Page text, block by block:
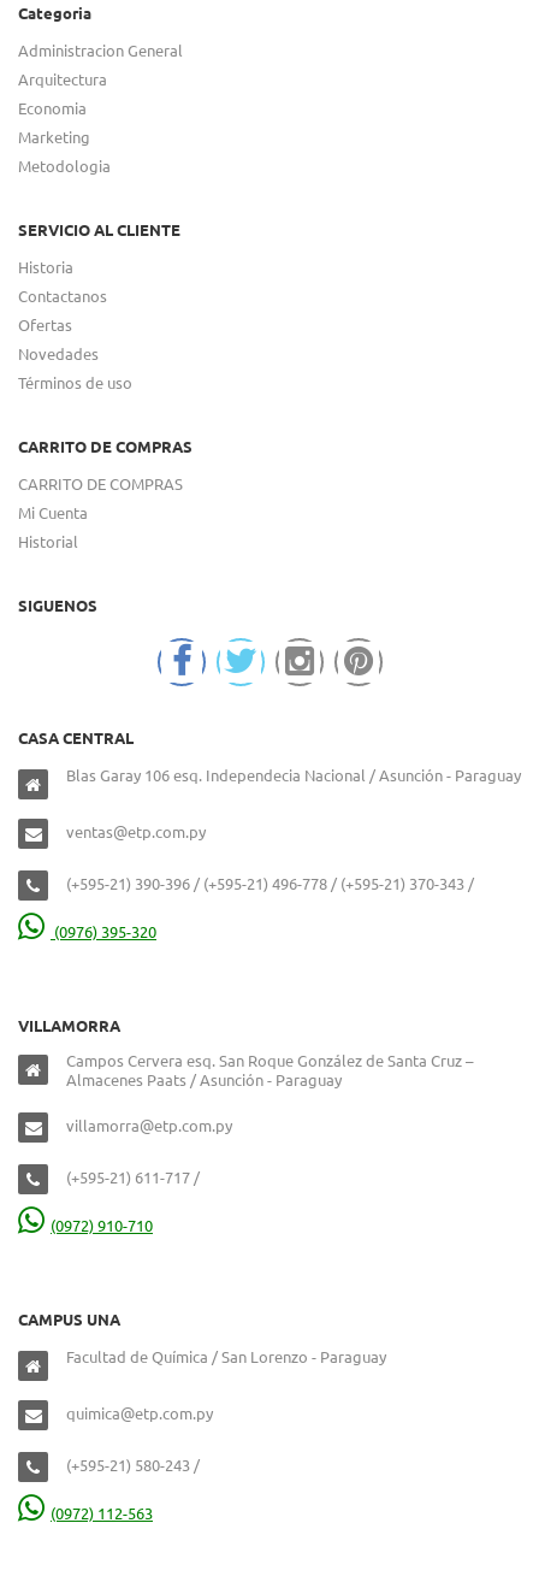
Categoria
Administracion General
Arquitectura
Economia
Marketing
Metodologia
SERVICIO AL CLIENTE
Historia
Contactanos
Ofertas
Novedades
Términos de uso
CARRITO DE COMPRAS
CARRITO DE COMPRAS
Mi Cuenta
Historial
SIGUENOS
CASA CENTRAL
Blas Garay 106 esq. Independecia Nacional / Asunción - Paraguay
ventas@etp.com.py
(+595-21) 390-396 / (+595-21) 496-778 / (+595-21) 370-343 /
(0976) 395-320
VILLAMORRA
Campos Cervera esq. San Roque González de Santa Cruz –
Almacenes Paats / Asunción - Paraguay
villamorra@etp.com.py
(+595-21) 611-717 /
(0972) 910-710
CAMPUS UNA
Facultad de Química / San Lorenzo - Paraguay
quimica@etp.com.py
(+595-21) 580-243 /
(0972) 112-563